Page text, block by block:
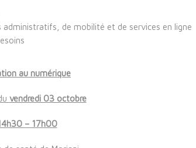
de mobilité et de services en ligne
au numérique
vendredi 03 octobre
– 17h00